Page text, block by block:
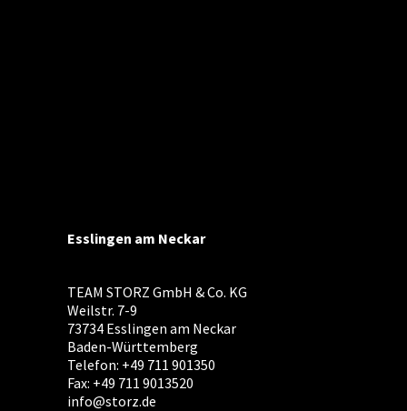
Esslingen am Neckar
TEAM STORZ GmbH & Co. KG
Weilstr. 7-9
73734 Esslingen am Neckar
Baden-Württemberg
Telefon: +49 711 901350
Fax: +49 711 9013520
info@storz.de